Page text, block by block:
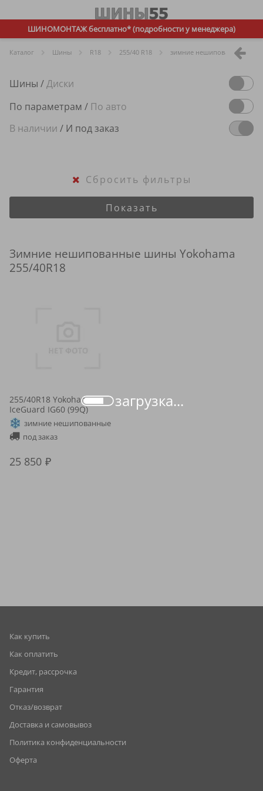
ШИНОМОНТАЖ бесплатно* (подробности у менеджера)
Каталог Шины R18 255/40 R18 зимние нешипованные
Шины /Диски
По параметрам / По авто
В наличии / И под заказ
загрузка...
Показать
Сбросить фильтры
Зимние нешипованные шины Yokohama
255/40R18
255/40R18 Yokohama
IceGuard IG60 (99Q)
зимние нешипованные
под заказ
25 850
Как купить
Как оплатить
Кредит, рассрочка
Гарантия
Отказ/возврат
Доставка и самовывоз
Политика конфиденциальности
Оферта